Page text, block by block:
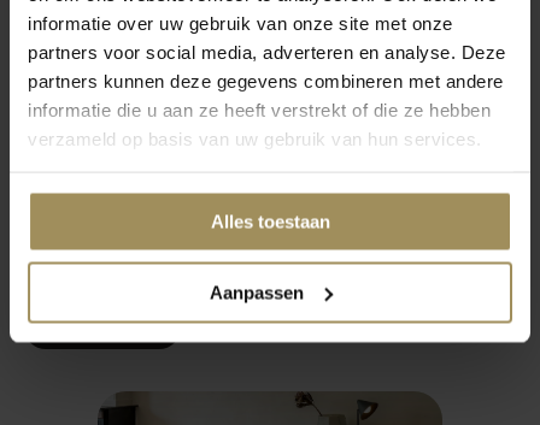
informatie over uw gebruik van onze site met onze
partners voor social media, adverteren en analyse. Deze
partners kunnen deze gegevens combineren met andere
informatie die u aan ze heeft verstrekt of die ze hebben
verzameld op basis van uw gebruik van hun services.
Alles toestaan
Aanpassen
Wat voor salontafel bij een hoekbank?
Waarom lage salontafel?
Welke salontafel bij lange bank?
Meer vragen